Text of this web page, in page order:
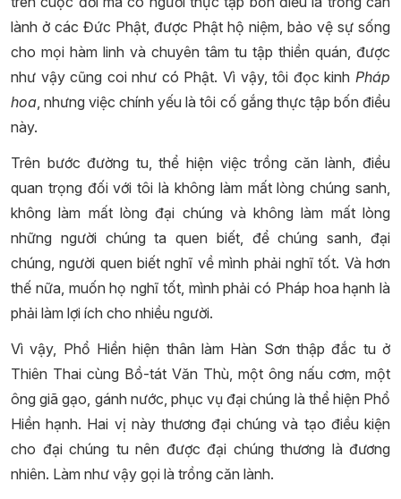
lành ở các Đức Phật, được Phật hộ niệm, bảo vệ sự sống
cho mọi hàm linh và chuyên tâm tu tập thiền quán, được
như vậy cũng coi như có Phật. Vì vậy, tôi đọc kinh Pháp
hoa , nhưng việc chính yếu là tôi cố gắng thực tập bốn điều
này.
Trên bước đường tu, thể hiện việc trồng căn lành, điều
quan trọng đối với tôi là không làm mất lòng chúng sanh,
không làm mất lòng đại chúng và không làm mất lòng
những người chúng ta quen biết, để chúng sanh, đại
chúng, người quen biết nghĩ về mình phải nghĩ tốt. Và hơn
thế nữa, muốn họ nghĩ tốt, mình phải có Pháp hoa hạnh là
phải làm lợi ích cho nhiều người.
Vì vậy, Phổ Hiền hiện thân làm Hàn Sơn thập đắc tu ở
Thiên Thai cùng Bồ-tát Văn Thù, một ông nấu cơm, một
ông giã gạo, gánh nước, phục vụ đại chúng là thể hiện Phổ
Hiền hạnh. Hai vị này thương đại chúng và tạo điều kiện
cho đại chúng tu nên được đại chúng thương là đương
nhiên. Làm như vậy gọi là trồng căn lành.